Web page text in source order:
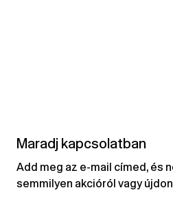
Maradj kapcsolatban
Add meg az e-mail címed, és
semmilyen akcióról vagy